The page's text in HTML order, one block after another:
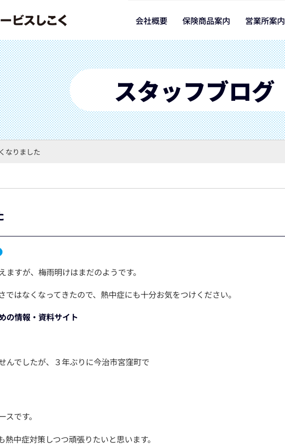
会社概要 保険商品案内 営業所案内
スタッフブログ
なりました
ますが、梅雨明けはまだのようです。
ではなくなってきたので、熱中症にも十分お気をつけください。
情報・資料サイト
んでしたが、３年ぶりに今治市宮窪町で
です。
中症対策しつつ頑張りたいと思います。